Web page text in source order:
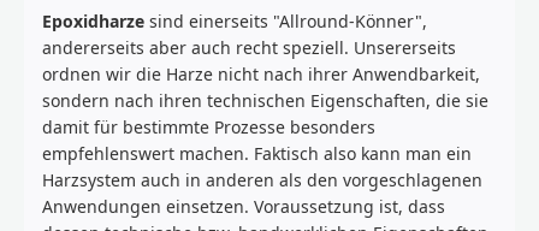
Epoxidharze sind einerseits "Allround-Könner",
andererseits aber auch recht speziell. Unsererseits
ordnen wir die Harze nicht nach ihrer Anwendbarkeit,
sondern nach ihren technischen Eigenschaften, die sie
damit für bestimmte Prozesse besonders
empfehlenswert machen. Faktisch also kann man ein
Harzsystem auch in anderen als den vorgeschlagenen
Anwendungen einsetzen. Voraussetzung ist, dass